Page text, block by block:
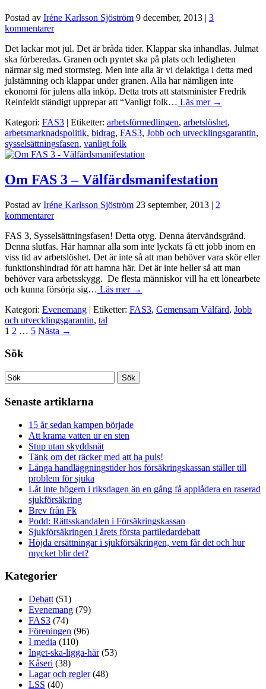
Postad av Iréne Karlsson Sjöström 9 december, 2013 | 3
kommentarer
Det lackar mot jul. Det är bråda tider. Klappar ska inhandlas. Julmat
ska förberedas. Granen och pyntet ska på plats och ledigheten
närmar sig med stormsteg. Men inte alla är vi delaktiga i detta med
julstämning och klappar under granen. Alla har nämligen inte
ekonomi för julens alla inköp. Detta trots att statsminister Fredrik
Reinfeldt ständigt upprepar att “Vanligt folk… Läs mer →
Kategori: FAS3 | Etiketter: arbetsförmedlingen, arbetslöshet,
arbetsmarknadspolitik, bidrag, FAS3, Jobb och utvecklingsgarantin,
sysselsättningsfasen, vanligt folk
Om FAS 3 – Välfärdsmanifestation
Postad av Iréne Karlsson Sjöström 23 september, 2013 | 2
kommentarer
FAS 3, Sysselsättningsfasen! Detta otyg. Denna återvändsgränd.
Denna slutfas. Här hamnar alla som inte lyckats få ett jobb inom en
viss tid av arbetslöshet. Det är inte så att man behöver vara skör eller
funktionshindrad för att hamna här. Det är inte heller så att man
behöver vara arbetsskygg. De flesta människor vill ha ett lönearbete
och kunna försörja sig… Läs mer →
Kategori: Evenemang | Etiketter: FAS3, Gemensam Välfärd, Jobb
och utvecklingsgarantin, tal
1 2 … 5 Nästa →
Sök
Senaste artiklarna
15 år sedan kampen började
Att krama vatten ur en sten
Stup utan skyddsnät
Tänk om det räcker med att ha puls!
Långa handläggningstider hos försäkringskassan ställer till
problem för sjuka
Låt inte högern i riksdagen än en gång få applådera en raserad
sjukförsäkring
Brev från Fk
Podd: Rättsskandalen i Försäkringskassan
Sjukförsäkringen i årets första partiledardebatt
Höjda ersättningar i sjukförsäkringen, vem får det och hur
mycket blir det?
Kategorier
Debatt (51)
Evenemang (79)
FAS3 (74)
Föreningen (96)
I media (110)
Inget-ska-ligga-här(53)
Kåseri (38)
Lagar och regler(48)
LSS (40)